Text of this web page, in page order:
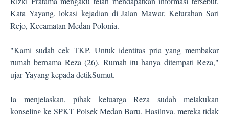
Kata Yayang, lokasi kejadian di Jalan Mawar, Kelurahan Sari
Rejo, Kecamatan Medan Polonia.
"Kami sudah cek TKP. Untuk identitas pria yang membakar
rumah bernama Reza (26). Rumah itu hanya ditempati Reza,"
ujar Yayang kepada detikSumut.
Ia menjelaskan, pihak keluarga Reza sudah melakukan
konseling ke SPKT Polsek Medan Baru. Hasilnya, mereka tidak